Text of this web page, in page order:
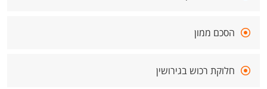
הסכם ממון
חלוקת רכוש בגירושין